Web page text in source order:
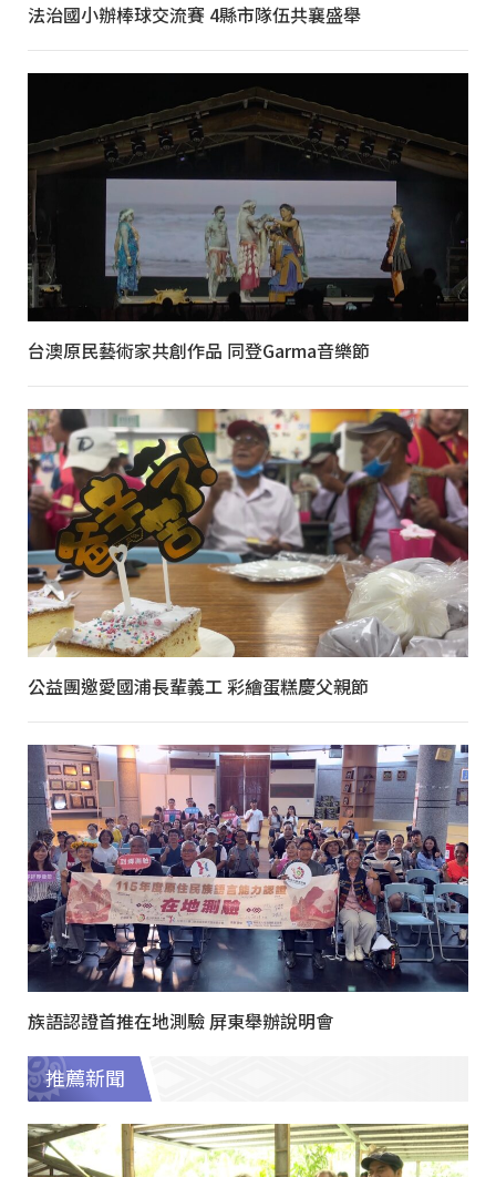
法治國小辦棒球交流賽 4縣市隊伍共襄盛舉
台澳原民藝術家共創作品 同登Garma音樂節
公益團邀愛國浦長輩義工 彩繪蛋糕慶父親節
族語認證首推在地測驗 屏東舉辦說明會
推薦新聞